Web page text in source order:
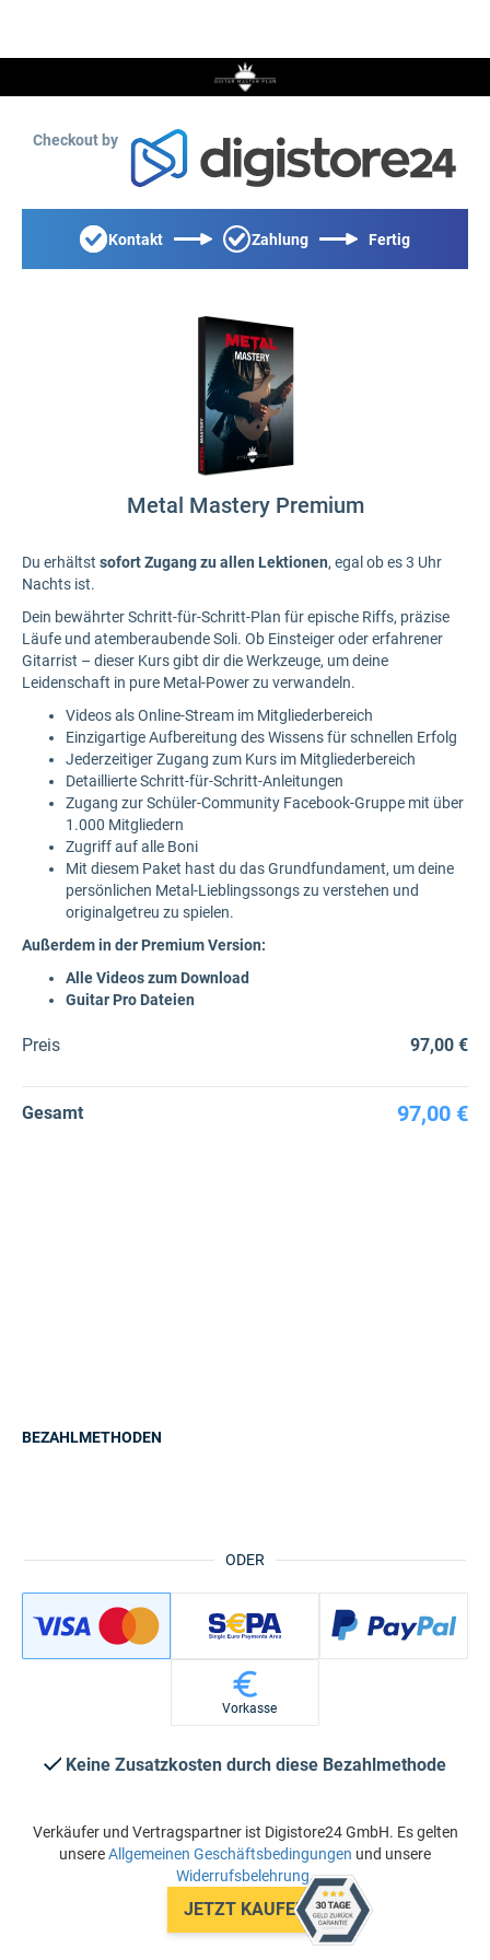
Checkout by
Kontakt Zahlung Fertig
Metal Mastery Premium
Du erhältst sofort Zugang zu allen Lektionen, egal ob es 3 Uhr
Nachts ist.
Dein bewährter Schritt-für-Schritt-Plan für epische Riffs, präzise
Läufe und atemberaubende Soli. Ob Einsteiger oder erfahrener
Gitarrist – dieser Kurs gibt dir die Werkzeuge, um deine
Leidenschaft in pure Metal-Power zu verwandeln.
Videos als Online-Stream im Mitgliederbereich
Einzigartige Aufbereitung des Wissens für schnellen Erfolg
Jederzeitiger Zugang zum Kurs im Mitgliederbereich
Detaillierte Schritt-für-Schritt-Anleitungen
Zugang zur Schüler-Community Facebook-Gruppe mit über
1.000 Mitgliedern
Zugriff auf alle Boni
Mit diesem Paket hast du das Grundfundament, um deine
persönlichen Metal-Lieblingssongs zu verstehen und
originalgetreu zu spielen.
Außerdem in der Premium Version:
Alle Videos zum Download
Guitar Pro Dateien
Preis 97,00 €
Gesamt 97,00 €
ODER
BEZAHLMETHODEN
Vorkasse
Keine Zusatzkosten durch diese Bezahlmethode
Verkäufer und Vertragspartner ist Digistore24 GmbH. Es gelten
unsereAllgemeinen Geschäftsbedingungen und unsere
Widerrufsbelehrung.
JETZT KAUFEN